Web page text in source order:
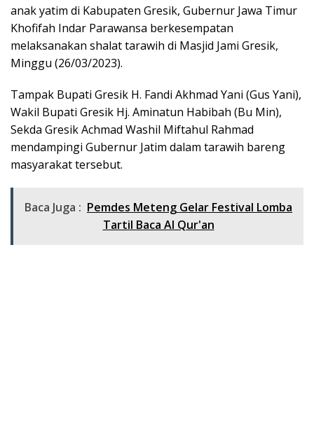
anak yatim di Kabupaten Gresik, Gubernur Jawa Timur
Khofifah Indar Parawansa berkesempatan
melaksanakan shalat tarawih di Masjid Jami Gresik,
Minggu (26/03/2023).
Tampak Bupati Gresik H. Fandi Akhmad Yani (Gus Yani),
Wakil Bupati Gresik Hj. Aminatun Habibah (Bu Min),
Sekda Gresik Achmad Washil Miftahul Rahmad
mendampingi Gubernur Jatim dalam tarawih bareng
masyarakat tersebut.
Baca Juga : Pemdes Meteng Gelar Festival Lomba
Tartil Baca Al Qur'an